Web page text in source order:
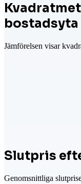
bostadsyta
Jämförelsen visar
Slutpris
Genomsnittliga